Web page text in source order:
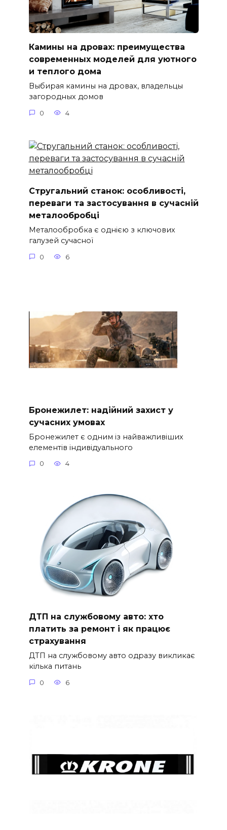
Камины на дровах: преимущества
современных моделей для уютного
и теплого дома
Выбирая камины на дровах, владельцы
загородных домов
0 4
Стругальний станок: особливості,
переваги та застосування в сучасній
металообробці
Металообробка є однією з ключових
галузей сучасної
0 6
Бронежилет: надійний захист у
сучасних умовах
Бронежилет є одним із найважливіших
елементів індивідуального
0 4
ДТП на службовому авто: хто
платить за ремонт і як працює
страхування
ДТП на службовому авто одразу викликає
кілька питань
0 6